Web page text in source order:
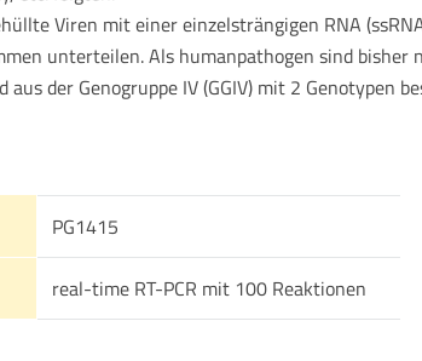
Viren mit einer einzelsträngigen RNA
unterteilen. Als humanpathogen sind bisher
aus der Genogruppe IV (GGIV) mit 2 Genotypen
PG1415
real-time RT-PCR mit 100 Reaktionen